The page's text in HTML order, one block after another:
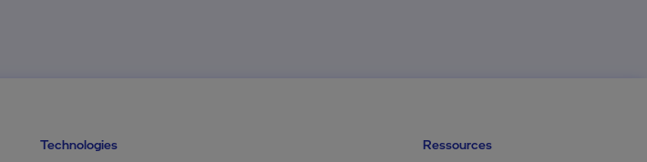
Technologies
Ressources